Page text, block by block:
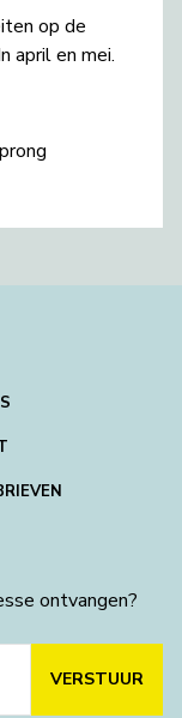
op de
april en mei.
ontvangen?
VERSTUUR